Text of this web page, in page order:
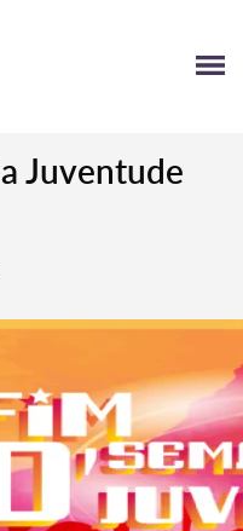
Juventude